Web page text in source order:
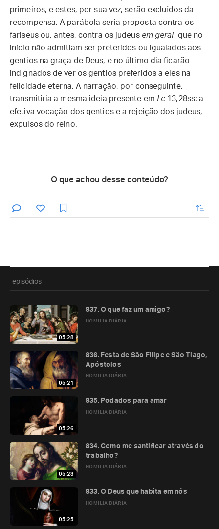
primeiros, e estes, por sua vez, serão excluídos da
recompensa. A parábola seria proposta contra os
fariseus ou, antes, contra os judeus em geral, que no
início não admitiam ser preteridos ou igualados aos
gentios na graça de Deus, e no último dia ficarão
indignados de ver os gentios preferidos a eles na
felicidade eterna. A narração, por conseguinte,
transmitiria a mesma ideia presente em Lc 13,28ss: a
efetiva vocação dos gentios e a rejeição dos judeus,
expulsos do reino.
O que achou desse conteúdo?
enviar
episódios
05:28
HOMILIA DIÁRIA
837. O que faz um amigo?
05:21
HOMILIA DIÁRIA
836. Festa de São Filipe e São Tiago,
Apóstolos
05:26
HOMILIA DIÁRIA
835. Podados para amar
05:23
HOMILIA DIÁRIA
834. Como me santificar através do
trabalho?
05:25
HOMILIA DIÁRIA
833. O Deus que habita em nós